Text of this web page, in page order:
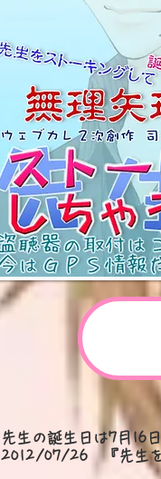
先生の誕生日は7月16
2012/07/26 『先生を